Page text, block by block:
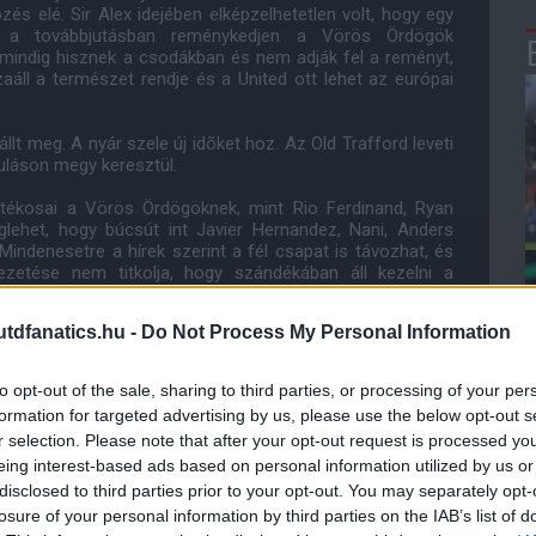
- Do Not Process My Personal Information
opt-out of the sale, sharing to third parties, or processing of your
for targeted advertising by us, please use the below opt-out
selection. Please note that after your opt-out request is processed
interest-based ads based on personal information utilized by us
to third parties prior to your opt-out. You may separately
of your personal information by third parties on the IAB’s list of
elé. Sir Alex idejében elképzelhetetlen volt, hogy egy
továbbjutásban reménykedjen a Vörös Ördögök
hisznek a csodákban és nem adják fel a reményt,
a természet rendje és a United ott lehet az európai
meg. A nyár szele új idõket hoz. Az Old Trafford leveti
megy keresztül.
a Vörös Ördögöknek, mint Rio Ferdinand, Ryan
hogy búcsút int Javier Hernandez, Nani, Anders
a hírek szerint a fél csapat is távozhat, és
nem titkolja, hogy szándékában áll kezelni a
csaknem a teljes védelmi vonal, a középpálya
a sikert, de az biztos, hogy sokat segít a célok
és magas béreket fizetni. A pénz a siker
Moyes a nyáron képes lesz jól beolajozni a gépezetet.
mint Sir Alex idejében volt. Én ebben nem hiszek.
édes lesz a sikerre éhes játékosok számára. Ezen felül
során az ügynökök és közvetítõk hálózatával, és nem
klub a világon. Mi más is doppingolhat jobban egy